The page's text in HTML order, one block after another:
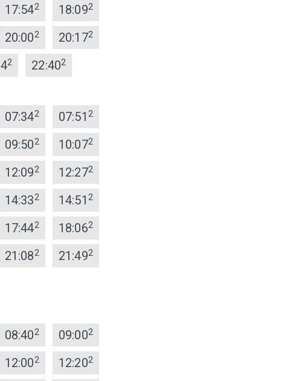
17:542 18:092
20:002 20:172
2 22:402
07:342 07:51 2
09:502 10:072
12:092 12:272
14:332 14:51 2
17:442 18:062
21:082 21:492
08:402 09:002
12:002 12:202